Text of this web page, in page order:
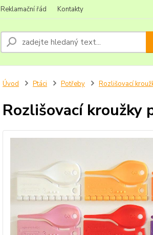
Reklamační řád Kontakty
Úvod Ptáci Potřeby Rozlišovací
Rozlišovací kroužky